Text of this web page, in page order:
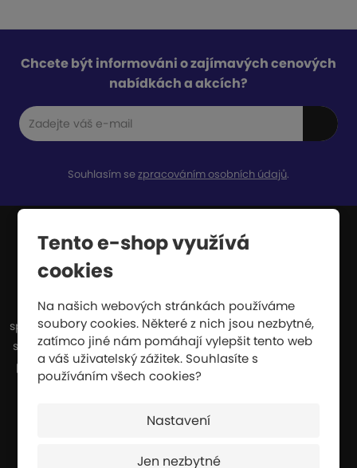
Tento e-shop využívá
cookies
Na našich webových stránkách používáme
soubory cookies. Některé z nich jsou nezbytné,
zatímco jiné nám pomáhají vylepšit tento web
a váš uživatelský zážitek. Souhlasíte s
používáním všech cookies?
Nastavení
Jen nezbytné
Chcete být informováni o zajímavých cenových
nabídkách a akcích?
Souhlasím sezpracováním osobních údajů.
Jsme výrobci a dodavatelé celé řady
sportovních potřeb. Naše výroba se zvláště
specializuje na dopadové plochy, které se
používají všude tam, kde hrozí nebezpečí
pádu z výšky nebo pádu při vysoké
INFORMACE O VÝROBĚ